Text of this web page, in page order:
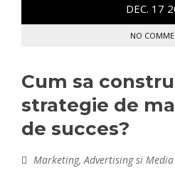
DEC. 17
NO
Cum sa
strategie de
de succes?
Marketing, Advertising si Media